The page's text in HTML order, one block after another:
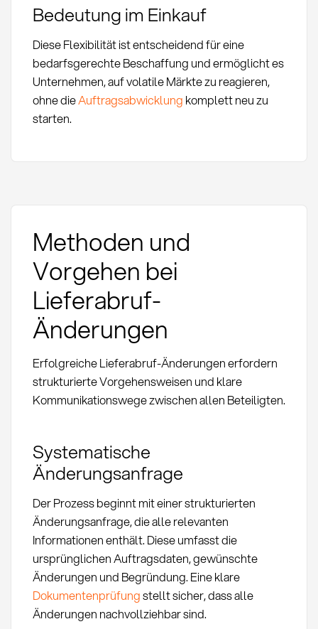
Bedeutung im Einkauf
Diese Flexibilität ist entscheidend für eine
bedarfsgerechte Beschaffung und ermöglicht es
Unternehmen, auf volatile Märkte zu reagieren,
ohne dieAuftragsabwicklung komplett neu zu
starten.
Methoden und
Vorgehen bei
Lieferabruf-
Änderungen
Erfolgreiche Lieferabruf-Änderungen erfordern
strukturierte Vorgehensweisen und klare
Kommunikationswege zwischen allen Beteiligten.
Systematische
Änderungsanfrage
Der Prozess beginnt mit einer strukturierten
Änderungsanfrage, die alle relevanten
Informationen enthält. Diese umfasst die
ursprünglichen Auftragsdaten, gewünschte
Änderungen und Begründung. Eine klare
Dokumentenprüfungstellt sicher, dass alle
Änderungen nachvollziehbar sind.